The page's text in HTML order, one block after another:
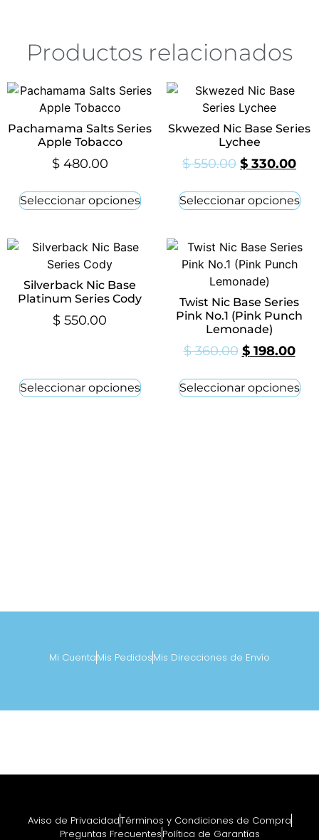
Productos relacionados
Pachamama Salts Series
Apple Tobacco
$480.00
Seleccionar opciones
Skwezed Nic Base Series
Lychee
$550.00 $ 330.00
Seleccionar opciones
Silverback Nic Base
Platinum Series Cody
$ 550.00
Seleccionar opciones
Twist Nic Base Series
Pink No.1 (Pink Punch
Lemonade)
$360.00 $198.00
Seleccionar opciones
Mi CuentaMis PedidosMis Direcciones de Envío
Aviso de PrivacidadTérminos y Condiciones de Compra
Preguntas FrecuentesPolítica de Garantías